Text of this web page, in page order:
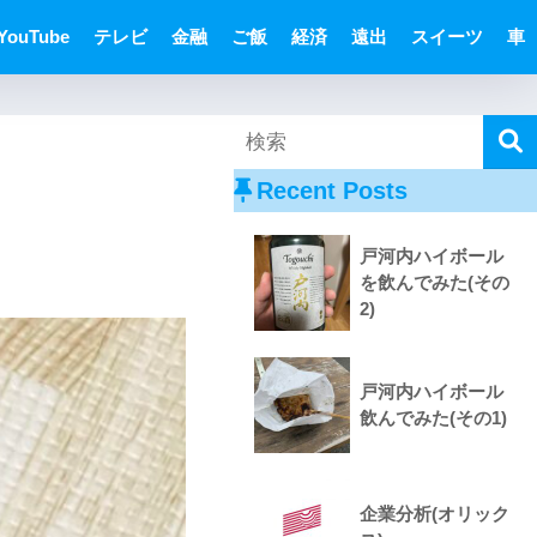
テレビ 金融 ご飯 経済 遠出 スイーツ 車
Recent Posts
戸河内ハイボール
を飲んでみた(その
2)
戸河内ハイボール
飲んでみた(その1)
企業分析(オリック